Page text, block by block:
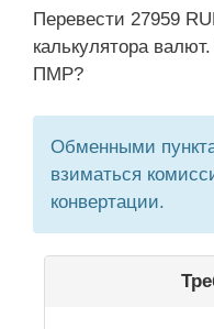
Перевести 27959
калькулятора
ПМР?
Обменными
взиматься
конвертации.